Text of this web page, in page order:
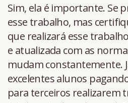
Sim, ela é importante. Se
esse trabalho, mas
que realizará esse
e atualizada com as
mudam constantemente.
excelentes alunos
para terceiros realizarem